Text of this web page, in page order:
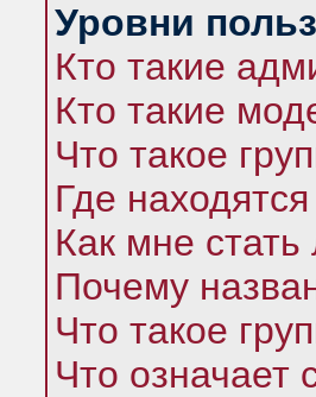
Уровни
Кто такие
Кто такие
Что такое
Где
Как мне
Почему
Что такое
Что